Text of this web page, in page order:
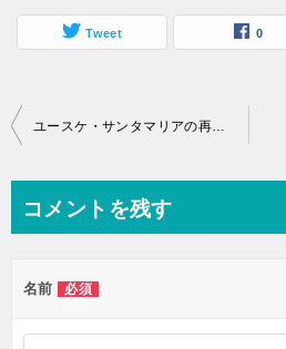
Tweet 0
投
ビ
ー
シ
ユースケ・サンタマリアの再婚相手の画像や衝撃の馴れ初めとは？
コメントを残す
名前 必須